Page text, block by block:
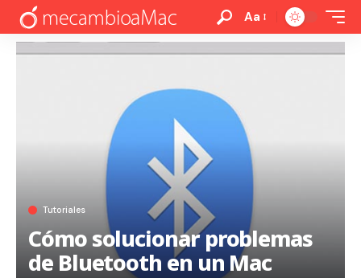
Aa
Tutoriales
Cómo solucionar problemas
de Bluetooth en un Mac